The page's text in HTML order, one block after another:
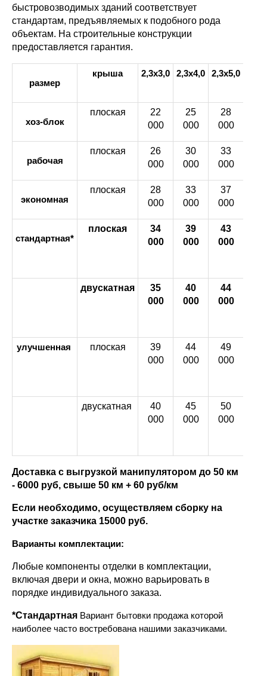
быстровозводимых зданий соответствует
стандартам, предъявляемых к подобного рода
объектам. На строительные конструкции
предоставляется гарантия.
размер
крыша 2,3х3,0 2,3х4,0 2,3х5,0
хоз-блок
плоская
22
000
25
000
28
000
рабочая
плоская
26
000
30
000
33
000
экономная
плоская
28
000
33
000
37
000
стандартная*
плоская
34
000
39
000
43
000
двускатная
35
000
40
000
44
000
улучшенная плоская
39
000
44
000
49
000
двускатная
40
000
45
000
50
000
Доставка с выгрузкой манипулятором до 50 км
- 6000 руб, свыше 50 км + 60 руб/км
Если необходимо, осуществляем сборку на
участке заказчика 15000 руб.
Варианты комплектации:
Любые компоненты отделки в комплектации,
включая двери и окна, можно варьировать в
порядке индивидуального заказа.
*Стандартная Вариант бытовки продажа которой
наиболее часто востребована нашими заказчиками.